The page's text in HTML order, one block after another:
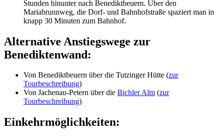
Stunden hinunter nach Benediktbeuern. Über den
Mariabrunnweg, die Dorf- und Bahnhofstraße spaziert man in
knapp 30 Minuten zum Bahnhof.
Alternative Anstiegswege zur
Benediktenwand:
Von Benediktbeuern über die Tutzinger Hütte (zur
Tourbeschreibung)
Von Jachenau-Petern über die Bichler Alm (zur
Tourbeschreibung)
Einkehrmöglichkeiten: